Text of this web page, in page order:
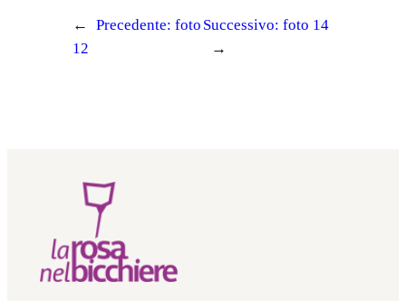
← Precedente: foto
12
Successivo: foto 14
→